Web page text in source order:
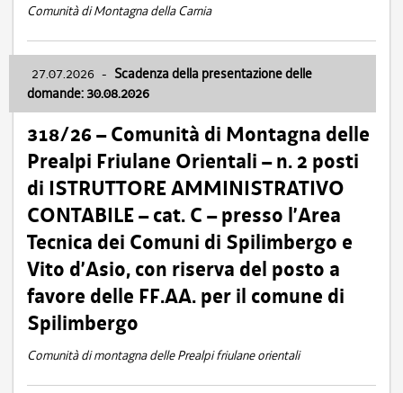
Comunità di Montagna della Carnia
27.07.2026 - Scadenza della presentazione delle
domande: 30.08.2026
318/26 – Comunità di Montagna delle
Prealpi Friulane Orientali – n. 2 posti
di ISTRUTTORE AMMINISTRATIVO
CONTABILE – cat. C – presso l’Area
Tecnica dei Comuni di Spilimbergo e
Vito d’Asio, con riserva del posto a
favore delle FF.AA. per il comune di
Spilimbergo
Comunità di montagna delle Prealpi friulane orientali